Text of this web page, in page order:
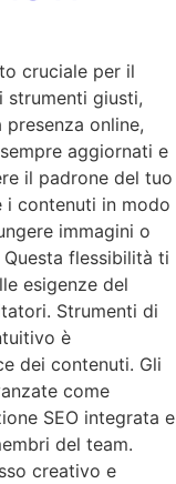
cruciale per il
strumenti giusti,
online,
aggiornati e
il padrone del tuo
contenuti in modo
immagini o
flessibilità ti
esigenze del
Strumenti di
è
dei contenuti. Gli
come
SEO integrata e
del team.
creativo e